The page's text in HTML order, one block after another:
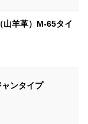
山羊革）M-65タイ
ンタイプ